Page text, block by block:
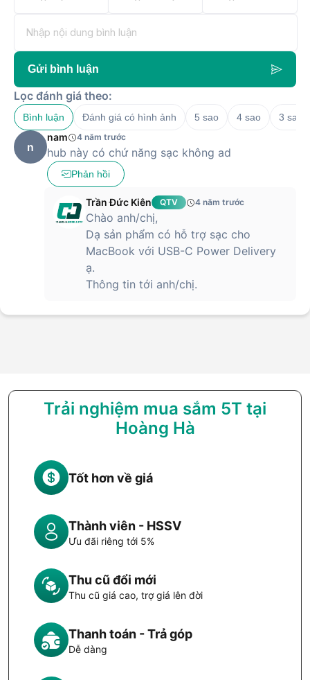
Gửi bình luận
Lọc đánh giá theo:
Bình luận Đánh giá có hình ảnh 5 sao 4 sao 3 sao
n
nam 4 năm trước
hub này có chứ năng sạc không ad
Phản hồi
Trần Đức Kiên QTV 4 năm trước
Chào anh/chị,
Dạ sản phẩm có hỗ trợ sạc cho
MacBook với USB-C Power Delivery
ạ.
Thông tin tới anh/chị.
Trải nghiệm mua sắm 5T tại
Hoàng Hà
Tốt hơn về giá
Thành viên - HSSV
Ưu đãi riêng tới 5%
Thu cũ đổi mới
Thu cũ giá cao, trợ giá lên đời
Thanh toán - Trả góp
Dễ dàng